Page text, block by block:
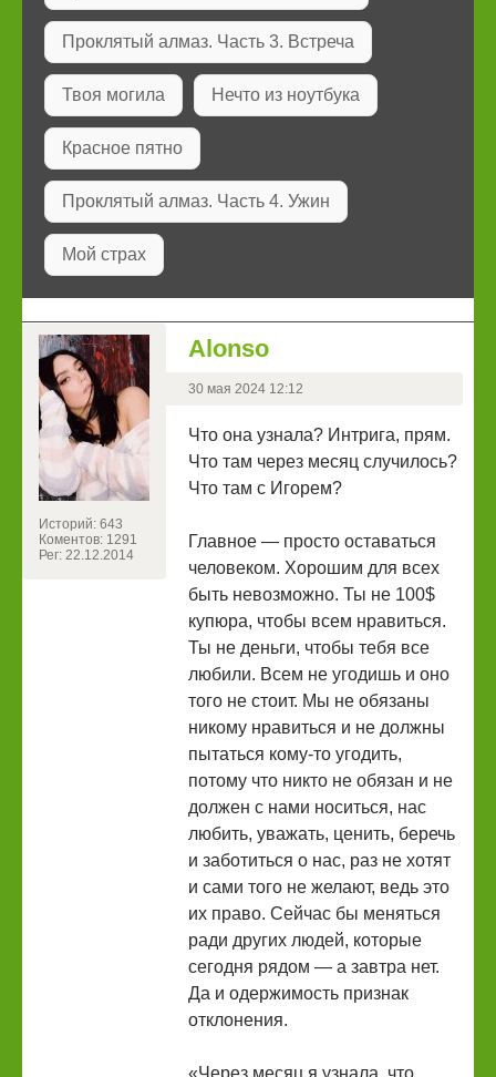
Проклятый алмаз. Часть 3. Встреча
Твоя могила Нечто из ноутбука
Красное пятно
Проклятый алмаз. Часть 4. Ужин
Мой страх
Историй: 643
Коментов: 1291
Рег: 22.12.2014
Alonso
30 мая 2024 12:12
Что она узнала? Интрига, прям.
Что там через месяц случилось?
Что там с Игорем?
Главное — просто оставаться
человеком. Хорошим для всех
быть невозможно. Ты не 100$
купюра, чтобы всем нравиться.
Ты не деньги, чтобы тебя все
любили. Всем не угодишь и оно
того не стоит. Мы не обязаны
никому нравиться и не должны
пытаться кому-то угодить,
потому что никто не обязан и не
должен с нами носиться, нас
любить, уважать, ценить, беречь
и заботиться о нас, раз не хотят
и сами того не желают, ведь это
их право. Сейчас бы меняться
ради других людей, которые
сегодня рядом — а завтра нет.
Да и одержимость признак
отклонения.